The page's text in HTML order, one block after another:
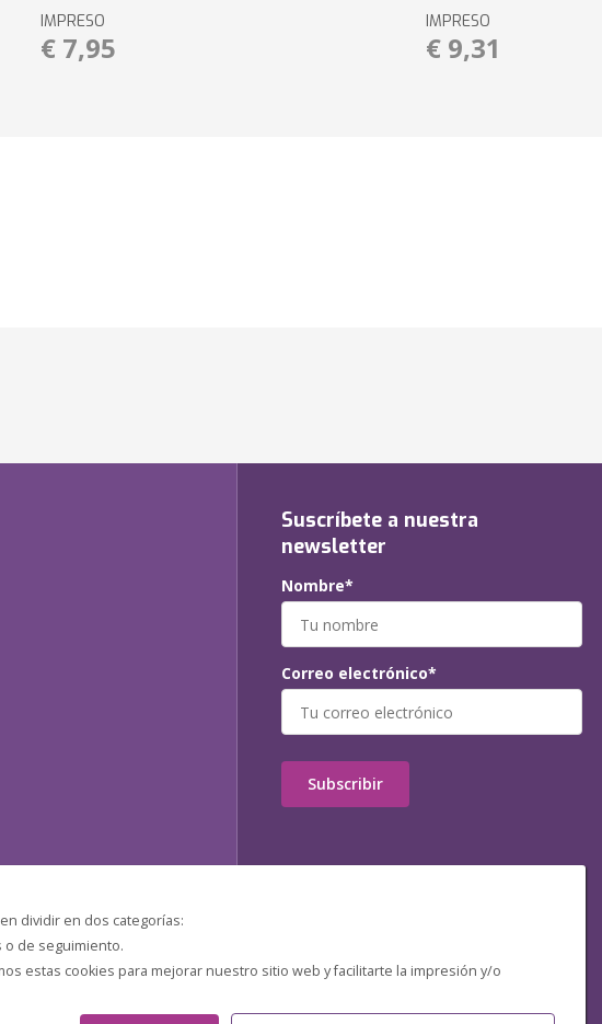
dividir en dos categorías:
o de seguimiento.
estas cookies para mejorar nuestro sitio web y facilitarte la impresión y/o
IMPRESO
€ 7,95
IMPRESO
€ 9,31
Suscríbete a nuestra
newsletter
Nombre*
Correo electrónico*
Subscribir